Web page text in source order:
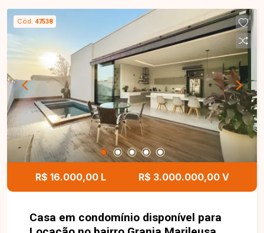
garantindo a tranquilidade de morar em um
ambiente planejado para você e sua família.
Nossa equipe está pronta para tirar suas dúvidas
e te acompanhar em cada etapa do processo.
Fale conosco pelo telefone ou WhatsApp: (34)
3230-9914, ou, se preferir, venha até uma de
nossas unidades e converse pessoalmente com
um dos nossos consultores. Estamos aqui para
te ajudar a encontrar o imóvel ideal!
Cód. 47538
R$ 16.000,00 L R$ 3.000.000,00 V
Casa em condomínio disponível para